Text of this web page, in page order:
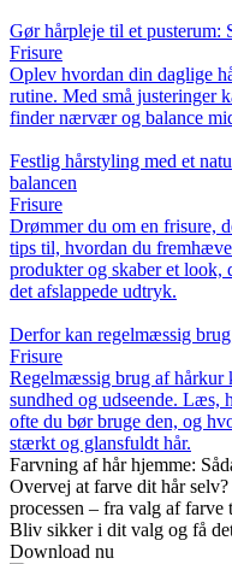
Gør hårpleje til et
Frisure
Oplev hvordan din daglige
rutine. Med små justeringer
finder nærvær og balance
Festlig hårstyling med et
balancen
Frisure
Drømmer du om en frisure,
tips til, hvordan du
produkter og skaber et look,
det afslappede udtryk.
Derfor kan regelmæssig
Frisure
Regelmæssig brug af hårkur
sundhed og udseende. Læs,
ofte du bør bruge den, og
stærkt og glansfuldt hår.
Farvning af hår hjemme:
Overvej at farve dit hår
processen – fra valg af
Bliv sikker i dit valg og få
Download nu